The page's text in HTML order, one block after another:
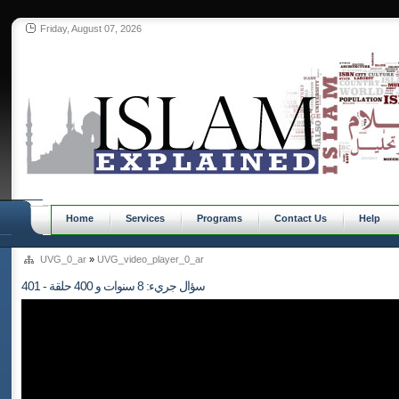
Friday, August 07, 2026
Home Services Programs Contact Us Help
UVG_0_ar » UVG_video_player_0_ar
401 - سؤال جريء: 8 سنوات و 400 حلقة